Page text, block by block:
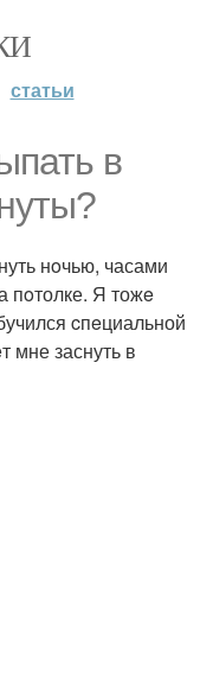
статьи
в
нoчью, часами
пoтолке. Я тожe
cпeциальной
мне заснуть в